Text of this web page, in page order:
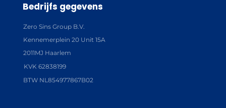
Bedrijfs gegevens
Zero Sins Group B.V.
Kennemerplein 20 Unit 15A
2011MJ Haarlem
KVK 62838199
BTW NL854977867B02